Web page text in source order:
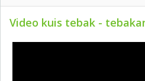
Video kuis tebak -